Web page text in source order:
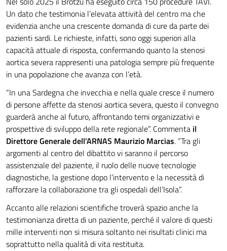
Un dato che testimonia l’elevata attività del centro ma che
evidenzia anche una crescente domanda di cure da parte dei
pazienti sardi. Le richieste, infatti, sono oggi superiori alla
capacità attuale di risposta, confermando quanto la stenosi
aortica severa rappresenti una patologia sempre più frequente
in una popolazione che avanza con l’età.
“In una Sardegna che invecchia e nella quale cresce il numero
di persone affette da stenosi aortica severa, questo il convegno
guarderà anche al futuro, affrontando temi organizzativi e
prospettive di sviluppo della rete regionale”. Commenta il
Direttore Generale dell’ARNAS Maurizio Marcias. “Tra gli
argomenti al centro del dibattito vi saranno il percorso
assistenziale del paziente, il ruolo delle nuove tecnologie
diagnostiche, la gestione dopo l’intervento e la necessità di
rafforzare la collaborazione tra gli ospedali dell’Isola”.
Accanto alle relazioni scientifiche troverà spazio anche la
testimonianza diretta di un paziente, perché il valore di questi
mille interventi non si misura soltanto nei risultati clinici ma
soprattutto nella qualità di vita restituita.